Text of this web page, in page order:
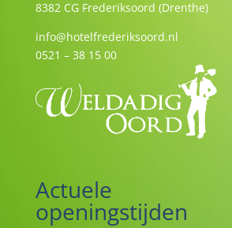
8382 CG Frederiksoord (Drenthe)
info@hotelfrederiksoord.nl
0521 – 38 15 00
Actuele
openingstijden